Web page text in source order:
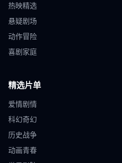
热映精选
悬疑剧场
动作冒险
喜剧家庭
精选片单
爱情剧情
科幻奇幻
历史战争
动画青春